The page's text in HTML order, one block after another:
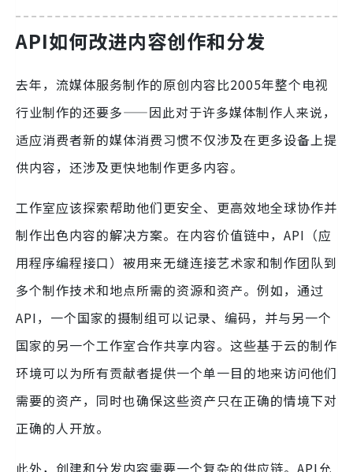
API如何改进内容创作和分发
去年，流媒体服务制作的原创内容比2005年整个电视
行业制作的还要多——因此对于许多媒体制作人来说，
适应消费者新的媒体消费习惯不仅涉及在更多设备上提
供内容，还涉及更快地制作更多内容。
工作室应该探索帮助他们更安全、更高效地全球协作并
制作出色内容的解决方案。在内容价值链中，API（应
用程序编程接口）被用来无缝连接艺术家和制作团队到
多个制作技术和地点所需的资源和资产。例如，通过
API，一个国家的摄制组可以记录、编码，并与另一个
国家的另一个工作室合作共享内容。这些基于云的制作
环境可以为所有贡献者提供一个单一目的地来访问他们
需要的资产，同时也确保这些资产只在正确的情境下对
正确的人开放。